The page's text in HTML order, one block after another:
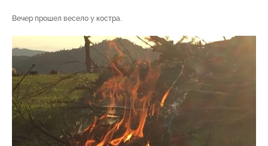
Вечер прошел весело у костра.